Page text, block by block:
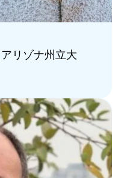
リゾナ州立大